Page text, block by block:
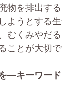
物を排出する
ようとする
むくみやだ
ことが大切で
―キーワー